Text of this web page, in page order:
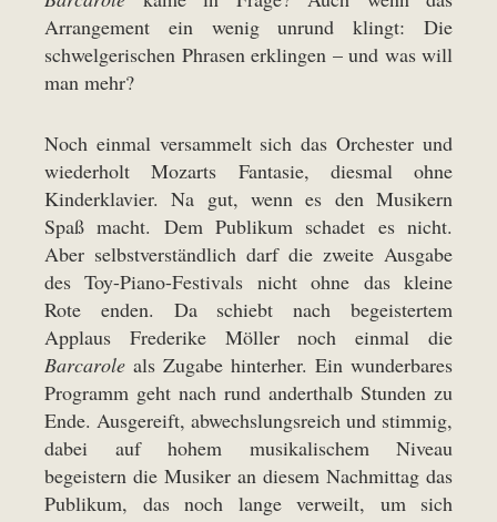
Arrangement ein wenig unrund klingt: Die
schwelgerischen Phrasen erklingen – und was will
man mehr?
Noch einmal versammelt sich das Orchester und
wiederholt Mozarts Fantasie, diesmal ohne
Kinderklavier. Na gut, wenn es den Musikern
Spaß macht. Dem Publikum schadet es nicht.
Aber selbstverständlich darf die zweite Ausgabe
des Toy-Piano-Festivals nicht ohne das kleine
Rote enden. Da schiebt nach begeistertem
Applaus Frederike Möller noch einmal die
Barcarole als Zugabe hinterher. Ein wunderbares
Programm geht nach rund anderthalb Stunden zu
Ende. Ausgereift, abwechslungsreich und stimmig,
dabei auf hohem musikalischem Niveau
begeistern die Musiker an diesem Nachmittag das
Publikum, das noch lange verweilt, um sich